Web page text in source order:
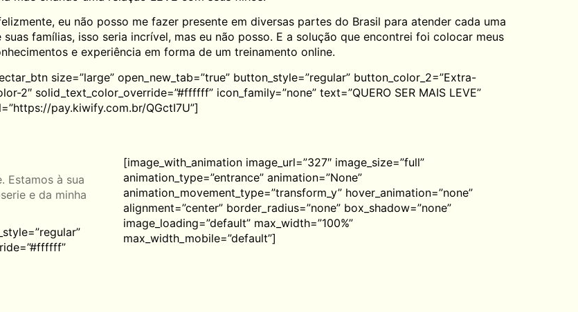
eu não posso me fazer presente em diversas partes do Brasil para atender cada uma
suas famílias, isso seria incrível, mas eu não posso. E a solução que encontrei foi colocar meus
e experiência em forma de um treinamento online.
size=”large” open_new_tab=”true” button_style=”regular” button_color_2=”Extra-
2″ solid_text_color_override=”#ffffff” icon_family=”none” text=”QUERO SER MAIS LEVE”
pay.kiwify.com.br/QGctI7U”]
Estamos à sua
e da minha
[image_with_animation image_url=”327″ image_size=”full”
animation_type=”entrance” animation=”None”
animation_movement_type=”transform_y” hover_animation=”none”
alignment=”center” border_radius=”none” box_shadow=”none”
image_loading=”default” max_width=”100%”
max_width_mobile=”default”]